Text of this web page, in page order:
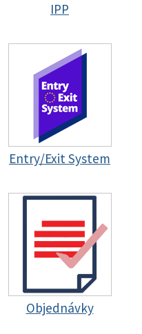
IPP
Entry/Exit System
Objednávky